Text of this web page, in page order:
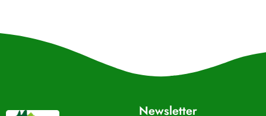
Newsletter